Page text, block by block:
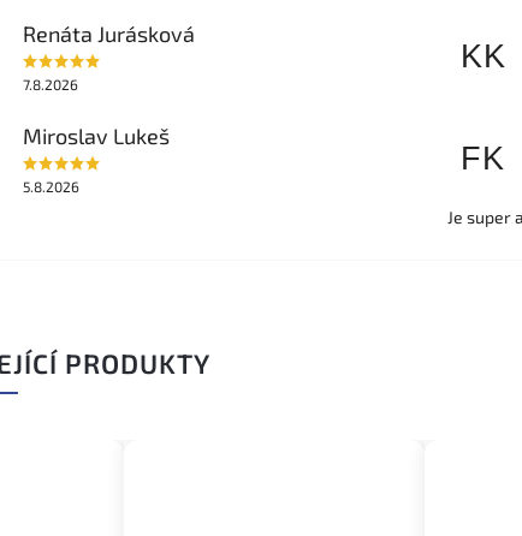
Renáta Jurásková
7.8.2026
KK
Miroslav Lukeš
5.8.2026
FK
Je super
PRODUKTY